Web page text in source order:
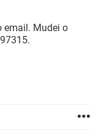
email. Mudei o